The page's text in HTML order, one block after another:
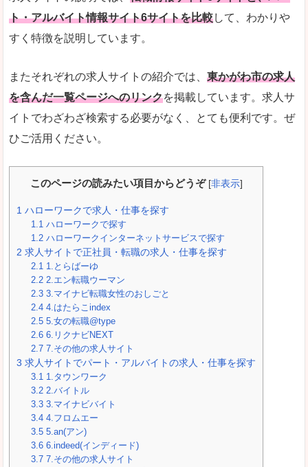
ト・アルバイト情報サイト6サイトを比較して、わかりや
すく特徴を説明しています。
またそれぞれの求人サイトの紹介では、 東かがわ市の求人
を含んだ一覧ページへのリンクを掲載しています。求人サ
イトでわざわざ検索する必要がなく、とても便利です。ぜ
ひご活用ください。
このページの読みたい項目からどうぞ [非表示]
1 ハローワークで求人・仕事を探す
1.1 ハローワークで探す
1.2 ハローワークインターネットサービスで探す
2 求人サイトで正社員・転職の求人・仕事を探す
2.1 1.とらばーゆ
2.2 2.エン転職ウーマン
2.3 3.マイナビ転職女性のおしごと
2.4 4.はたらこindex
2.5 5.女の転職@type
2.6 6.リクナビNEXT
2.7 7.その他の求人サイト
3 求人サイトでパート・アルバイトの求人・仕事を探す
3.1 1.タウンワーク
3.2 2.バイトル
3.3 3.マイナビバイト
3.4 4.フロムエー
3.5 5.an(アン)
3.6 6.indeed(インディード)
3.7 7.その他の求人サイト